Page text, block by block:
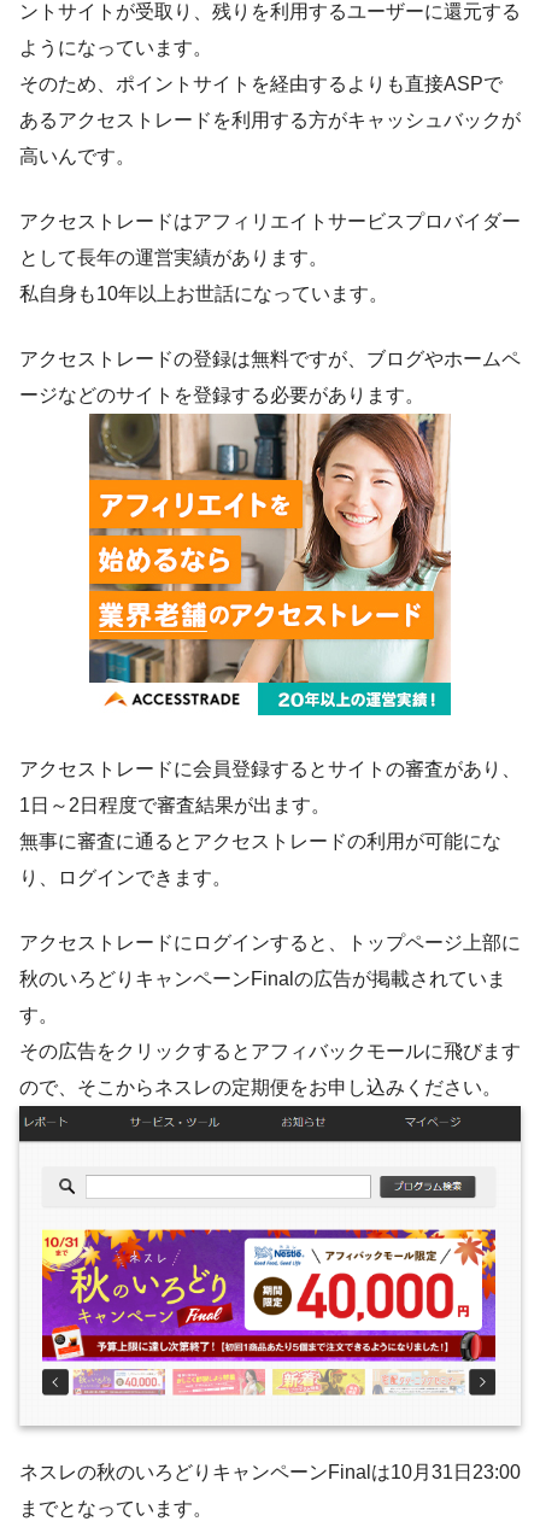
ントサイトが受取り、残りを利用するユーザーに還元する
ようになっています。
そのため、ポイントサイトを経由するよりも直接ASPで
あるアクセストレードを利用する方がキャッシュバックが
高いんです。
アクセストレードはアフィリエイトサービスプロバイダー
として長年の運営実績があります。
私自身も10年以上お世話になっています。
アクセストレードの登録は無料ですが、ブログやホームペ
ージなどのサイトを登録する必要があります。
アクセストレードに会員登録するとサイトの審査があり、
1日～2日程度で審査結果が出ます。
無事に審査に通るとアクセストレードの利用が可能にな
り、ログインできます。
アクセストレードにログインすると、トップページ上部に
秋のいろどりキャンペーンFinalの広告が掲載されていま
す。
その広告をクリックするとアフィバックモールに飛びます
ので、そこからネスレの定期便をお申し込みください。
ネスレの秋のいろどりキャンペーンFinalは10月31日23:00
までとなっています。